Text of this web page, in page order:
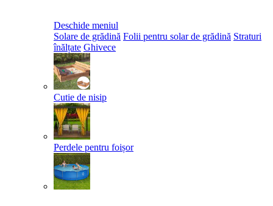
Deschide meniul
Solare de grădină Folii pentru solar de grădină Straturi
înălțate Ghivece
Cutie de nisip
Perdele pentru foișor